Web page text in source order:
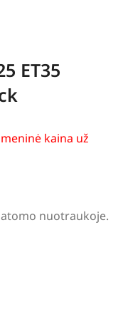
ET35
kaina už
nuotraukoje.